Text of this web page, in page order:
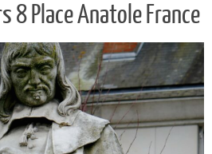
8 Place Anatole France